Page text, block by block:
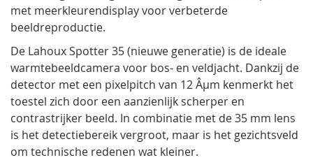
met meerkleurendisplay voor verbeterde
beeldreproductie.
De Lahoux Spotter 35 (nieuwe generatie) is de ideale
warmtebeeldcamera voor bos- en veldjacht. Dankzij de
detector met een pixelpitch van 12 Âµm kenmerkt het
toestel zich door een aanzienlijk scherper en
contrastrijker beeld. In combinatie met de 35 mm lens
is het detectiebereik vergroot, maar is het gezichtsveld
om technische redenen wat kleiner.